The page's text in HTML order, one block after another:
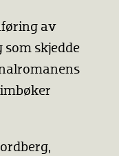
av
skjedde